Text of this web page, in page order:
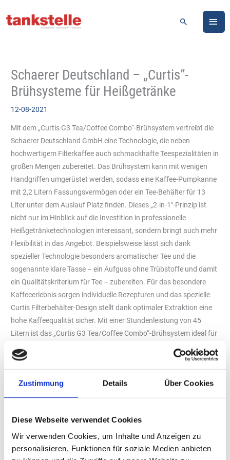
Zustimmung Details Über Cookies
Diese Webseite verwendet Cookies
Wir verwenden Cookies, um Inhalte und Anzeigen zu
personalisieren, Funktionen für soziale Medien anbieten
Inhalt
Suchen
Schaerer Deutschland – „Curtis“-
Brühsysteme für Heißgetränke
12-08-2021
Mit dem „Curtis G3 Tea/Coffee Combo“-Brühsystem vertreibt die
Schaerer Deutschland GmbH eine Technologie, die neben
hochwertigem Filterkaffee auch schmackhafte Teespezialitäten in
großen Mengen zubereitet. Das Brühsystem kann mit wenigen
Handgriffen umgerüstet werden, sodass eine Kaffee-Pumpkanne
mit 2,2 Litern Fassungsvermögen oder ein Tee-Behälter für 13
Liter unter dem Auslauf Platz finden. Dieses „2-in-1″-Prinzip ist
nicht nur im Hinblick auf die Investition in professionelle
Heißgetränketechnologien interessant, sondern bringt auch mehr
Flexibilität in das Angebot. Beispielsweise lässt sich dank
spezieller Technologie besonders aromatischer Tee und die
sogenannte klare Tasse – ein Aufguss ohne Trübstoffe und damit
ein Qualitätskriterium für Tee – zubereiten. Für das besondere
Kaffeeerlebnis sorgen individuelle Rezepturen und das spezielle
Curtis Filterbehälter-Design stellt dank optimaler Extraktion eine
hohe Kaffeequalität sicher. Mit einer Stundenleistung von 45
Litern ist das „Curtis G3 Tea/Coffee Combo“-Brühsystem ideal für
Selbstbedienungsrestaurants sowie für die Tee- und
Kaffeeversorgung in Unternehmen, Krankenhäusern und
Seniorenresidenzen geeignet. Auch der Heißwasser-Spender ist
für diese Einsatzbereiche optimal. Er produziert pro Stunde bis zu
anderen Instantprodukten und hält es dank des
Energiesparmodus bis zu vier Stunden nach der letzten Ausgabe
auf einer Temperatur von 60°C. Das einzigartige „Curtis